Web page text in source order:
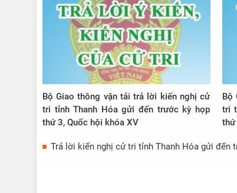
Bộ Giao thông vận tải trả lời kiến nghị cử
tri tỉnh Thanh Hóa gửi đến trước kỳ họp
thứ 3, Quốc hội khóa XV
Bộ
tri tỉnh
thứ
Trả lời kiến nghị cử tri tỉnh Thanh Hóa gửi đến